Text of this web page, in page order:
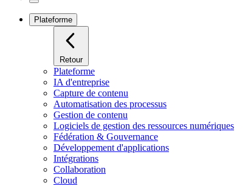
Plateforme
Retour
Plateforme
IA d'entreprise
Capture de contenu
Automatisation des processus
Gestion de contenu
Logiciels de gestion des ressources numériques
Fédération & Gouvernance
Développement d'applications
Intégrations
Collaboration
Cloud